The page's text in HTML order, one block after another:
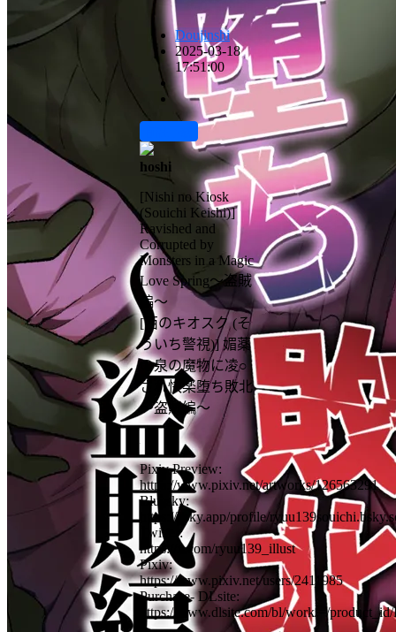
Doujinshi
2025-03-18
17:51:00
hoshi
[Nishi no Kiosk
(Souichi Keishi)]
Ravished and
Corrupted by
Monsters in a Magic
Love Spring～盗賊
編～
[西のキオスク (そ
ういち警視)] 媚薬
の泉の魔物に凌○
され快楽堕ち敗北
～盗賊編～
Pixiv Preview:
https://www.pixiv.net/artworks/126563291
Bluesky:
https://bsky.app/profile/
Twitter:
https://x.com/ryuu139_illust
Pixiv:
https://www.pixiv.net/users/2411985
Purchase- DLsite:
https://www.dlsite.com/bl/work/=/